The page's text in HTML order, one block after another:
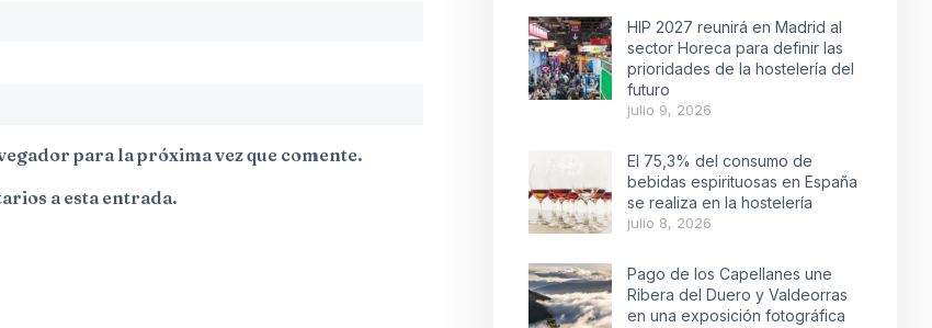
para la próxima vez que comente.
a esta entrada.
HIP 2027 reunirá en Madrid al
sector Horeca para definir las
prioridades de la hostelería del
futuro
julio 9, 2026
El 75,3% del consumo de
bebidas espirituosas en España
se realiza en la hostelería
julio 8, 2026
Pago de los Capellanes une
Ribera del Duero y Valdeorras
en una exposición fotográfica